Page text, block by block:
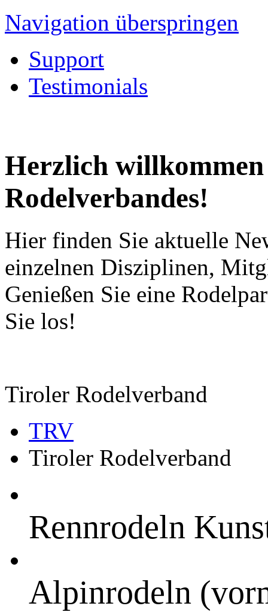
Navigation überspringen
Support
Testimonials
Herzlich willkommen
Rodelverbandes!
Hier finden Sie aktuelle
einzelnen Disziplinen,
Genießen Sie eine
Sie los!
Tiroler Rodelverband
TRV
Tiroler Rodelverband
Rennrodeln
Alpinrodeln